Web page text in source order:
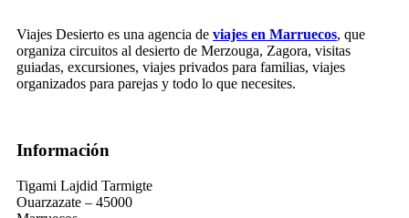
Viajes Desierto es una agencia de viajes en Marruecos, que
organiza circuitos al desierto de Merzouga, Zagora, visitas
guiadas, excursiones, viajes privados para familias, viajes
organizados para parejas y todo lo que necesites.
Información
Tigami Lajdid Tarmigte
Ouarzazate – 45000